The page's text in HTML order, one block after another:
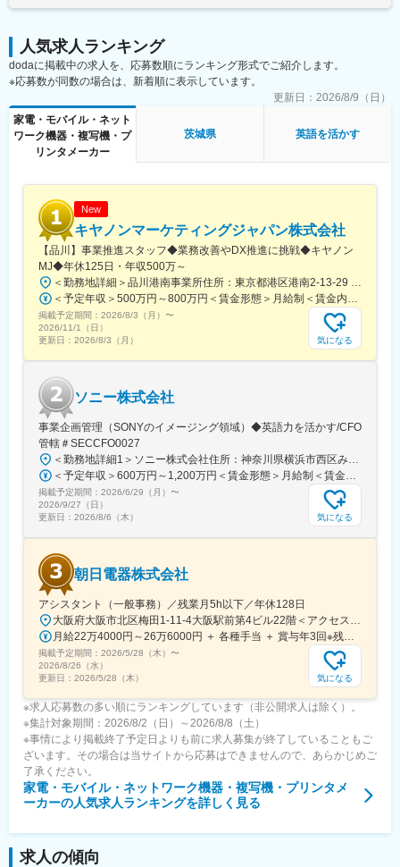
のニーズに応じた印刷機械の開発や、電子回路・電子部品の製造
す。
変更の範囲：会社の定める業務
レーションセンター」「プリンティングR&Dセンター」の3組織
約20名で構成され、協力体制のもと業務に取り組みます。
産業用印刷機械全般、デジタル印刷やPE（プリンテッド・エレク
トロニクス）関連技術、クラウドサービスなど、多彩な製品・ソ
リューションを展開。
叶います。奥深い印刷技術の習得、プロフェッショナル集団での
成長機会も豊富です。
■教育体制
入社後はKGC内講座で基礎知識を学び、実務を補助しながらスキ
ルアップできる環境です。
■就業環境
年間休日125日以上、残業月10時間前後でワークライフバランス
■想定されるキャリアパス
専門性を高め、将来的には教育・研究・顧客対応のリーダーやグ
ローバル業務にも挑戦できます。
■企業の特徴/魅力
創業100年を超える安定基盤、国内外で高いシェアを誇り、印刷
技術の最前線で活躍できる環境です。
人気求人ランキング
dodaに掲載中の求人を、応募数順にランキング形式でご紹介します。
※応募数が同数の場合は、新着順に表示しています。
更新日： 2026/8/9（日）
家電・モバイル・ネット
ワーク機器・複写機・プ
リンタメーカー
茨城県 英語を活かす
New
キヤノンマーケティングジャパン株式会社
【品川】事業推進スタッフ◆業務改善やDX推進に挑戦◆キヤノン
MJ◆年休125日・年収500万～
＜勤務地詳細＞品川港南事業所住所：東京都港区港南2-13-29 キヤノン港南ビル勤務地最寄駅：JR線／品川駅受動喫煙対策：屋内全面禁煙変更の範囲：会社の定める事業所（リモートワーク含む）
＜予定年収＞500万円～800万円＜賃金形態＞月給制＜賃金内訳＞月額（基本給）：280,000円～450,000円＜月給＞280,000円～450,000円＜昇給有無＞有＜残業手当＞有＜給与補足＞※経験・スキル・年齢等を考慮の上、当社規定により決定します。■業績昇給：年1回（4月）■賞与：年2回（6月・12月）賃金はあくまでも目安の金額であり、選考を通じて上下する可能性があります。月給(月額)は固定手当を含めた表記です。
掲載予定期間： 2026/8/3（月） 〜
2026/11/1（日）
更新日： 2026/8/3（月） 気になる
ソニー株式会社
事業企画管理（SONYのイメージング領域）◆英語力を活かす/CFO
管轄＃SECCFO0027
＜勤務地詳細1＞ソニー株式会社住所：神奈川県横浜市西区みなとみらい5-1-1 受動喫煙対策：屋内全面禁煙＜勤務地詳細2＞ソニーシティ大崎住所：東京都品川区大崎2-10-1 勤務地最寄駅：JR線／大崎駅受動喫煙対策：屋内全面禁煙変更の範囲：会社の定める事業所（リモートワーク含む）
＜予定年収＞600万円～1,200万円＜賃金形態＞月給制＜賃金内訳＞月額（基本給）：350,000円～500,000円＜月給＞350,000円～500,000円＜昇給有無＞有＜残業手当＞有＜給与補足＞※年収は経験や能力を考慮の上、当社規定により決定します。賃金はあくまでも目安の金額であり、選考を通じて上下する可能性があります。月給(月額)は固定手当を含めた表記です。
掲載予定期間： 2026/6/29（月） 〜
2026/9/27（日）
更新日： 2026/8/6（木） 気になる
朝日電器株式会社
アシスタント（一般事務）／残業月5h以下／年休128日
大阪府大阪市北区梅田1-11-4大阪駅前第4ビル22階＜アクセス＞■Osaka Metoro谷町線「東梅田駅」南改札口より徒歩約1分■Osaka Metoro御堂筋線「梅田駅」南改札口より徒歩約5分■Osaka Metoro四ツ橋線「西梅田駅」南7-Aより徒歩約5分■JR東西線「北新地駅」より徒歩約4分■ JR各線「大阪駅」より徒歩約8分■ 阪神各線「梅田駅」より徒歩約5分■ 阪急各線「梅田駅」より徒歩約10分※転勤なし※受動喫煙対策：屋内全面禁煙
月給22万4000円～26万6000円 ＋ 各種手当 ＋ 賞与年3回※残業代は別途支給します※月給は経験スキルを考慮し決定します。
掲載予定期間： 2026/5/28（木） 〜
2026/8/26（水）
更新日： 2026/5/28（木） 気になる
※求人応募数の多い順にランキングしています（非公開求人は除く）。
※集計対象期間：2026/8/2（日）～2026/8/8（土）
※事情により掲載終了予定日よりも前に求人募集が終了していることもご
ざいます。その場合は当サイトから応募はできませんので、あらかじめご
了承ください。
家電・モバイル・ネットワーク機器・複写機・プリンタメ
ーカーの人気求人ランキングを詳しく見る
求人の傾向